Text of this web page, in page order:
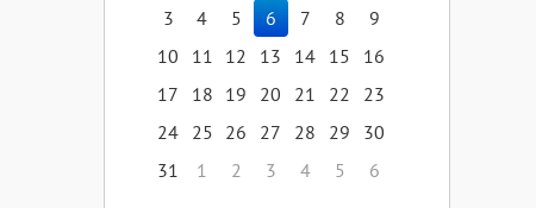
3
4 5 6 7 8
9
10
11 12 13 14 15
16
17
18 19 20 21 22
23
24 25 26 27 28 29
30
31
1 2 3 4 5 6